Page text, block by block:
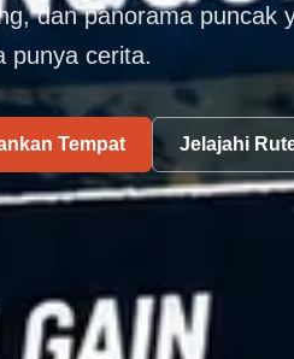
dan panorama puncak
punya cerita.
Tempat Jelajahi